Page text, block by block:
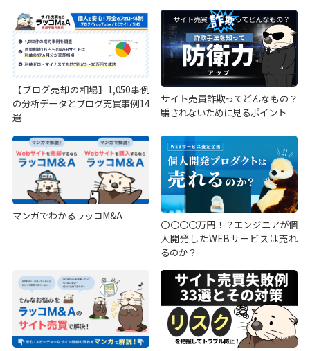
【ブログ売却の相場】1,050事例
の分析データとブログ売買事例14
選
サイト売買詐欺ってどんなもの？
騙されないために見るポイント
マンガでわかるラッコM&A
〇〇〇〇万円！？エンジニアが個
人開発したWEBサービスは売れ
るのか？